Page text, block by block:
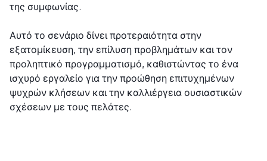
της συμφωνίας.
Αυτό το σενάριο δίνει προτεραιότητα στην
εξατομίκευση, την επίλυση προβλημάτων και τον
προληπτικό προγραμματισμό, καθιστώντας το ένα
ισχυρό εργαλείο για την προώθηση επιτυχημένων
ψυχρών κλήσεων και την καλλιέργεια ουσιαστικών
σχέσεων με τους πελάτες.